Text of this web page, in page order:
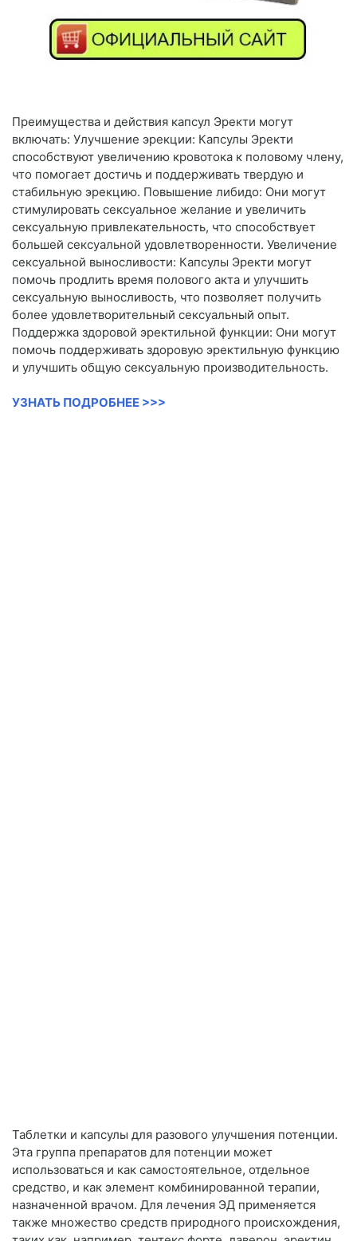
Преимущества и действия капсул Эректи могут
включать: Улучшение эрекции: Капсулы Эректи
способствуют увеличению кровотока к половому члену,
что помогает достичь и поддерживать твердую и
стабильную эрекцию. Повышение либидо: Они могут
стимулировать сексуальное желание и увеличить
сексуальную привлекательность, что способствует
большей сексуальной удовлетворенности. Увеличение
сексуальной выносливости: Капсулы Эректи могут
помочь продлить время полового акта и улучшить
сексуальную выносливость, что позволяет получить
более удовлетворительный сексуальный опыт.
Поддержка здоровой эректильной функции: Они могут
помочь поддерживать здоровую эректильную функцию
и улучшить общую сексуальную производительность.
УЗНАТЬ ПОДРОБНЕЕ >>>
Таблетки и капсулы для разового улучшения потенции.
Эта группа препаратов для потенции может
использоваться и как самостоятельное, отдельное
средство, и как элемент комбинированной терапии,
назначенной врачом. Для лечения ЭД применяется
также множество средств природного происхождения,